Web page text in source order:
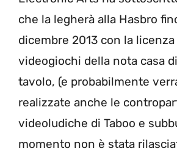
che la legherà alla Hasbro
dicembre 2013 con la
videogiochi della nota casa
tavolo, (e probabilmente
realizzate anche le
videoludiche di Taboo e
momento non è stata